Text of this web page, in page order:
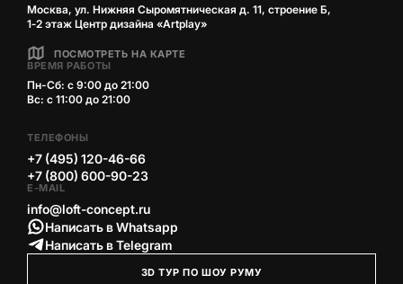
Москва, ул. Нижняя Сыромятническая д. 11, строение Б,
1‑2 этаж Центр дизайна «Artplay»
ПОСМОТРЕТЬ НА КАРТЕ
ВРЕМЯ РАБОТЫ
Пн-Сб: с 9:00 до 21:00
Вс: с 11:00 до 21:00
ТЕЛЕФОНЫ
+7 (495) 120-46-66
+7 (800) 600-90-23
E-MAIL
info@loft-concept.ru
Написать в Whatsapp
Написать в Telegram
3D ТУР ПО ШОУ РУМУ